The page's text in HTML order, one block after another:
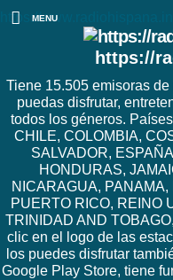
https://
https://
Tiene 15.505 emisoras
puedas disfrutar,
todos los géneros.
CHILE, COLOMBIA,
SALVADOR,
HONDURAS,
NICARAGUA,
PUERTO RICO, REINO
TRINIDAD AND
clic en el logo de las
los puedes disfrutar
Google Play Store, tiene
MENU